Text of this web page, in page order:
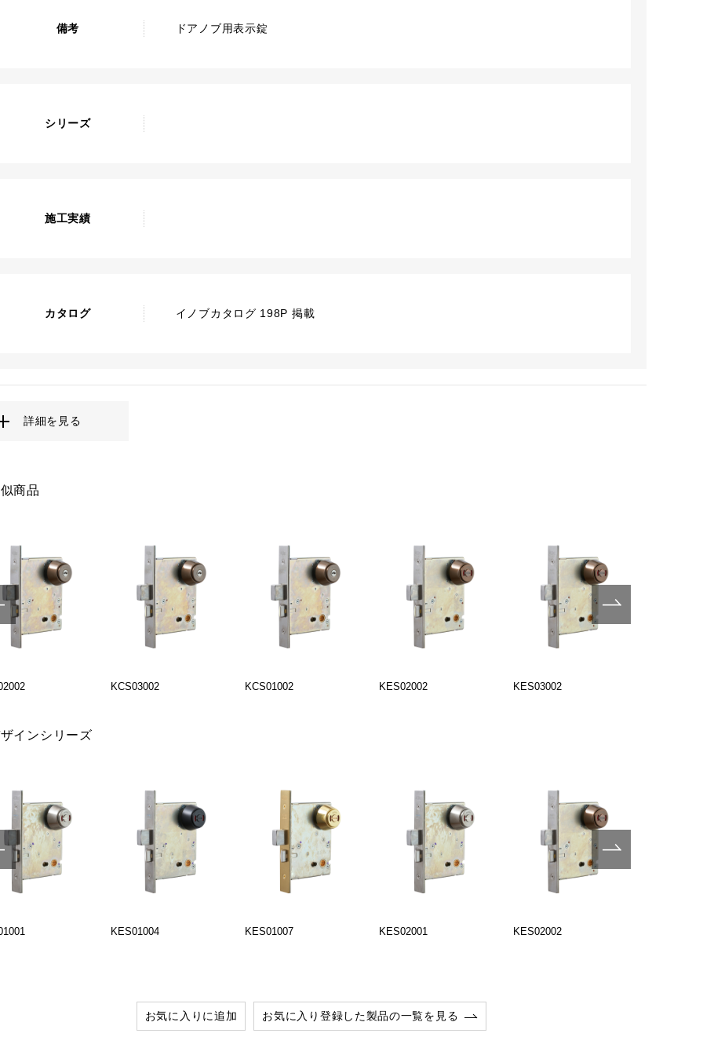
備考 ドアノブ用表示錠
シリーズ
施工実績
カタログ イノブカタログ 198P 掲載
詳細を見る
商品
KCS03002 KCS01002 KES02002 KES03002
インシリーズ
KES01004 KES01007 KES02001 KES02002
お気に入りに追加 お気に入り登録した製品の一覧を見る